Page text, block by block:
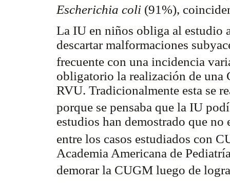
Escherichia coli (91%),
La IU en niños obliga al estudio
descartar malformaciones
frecuente con una incidencia
obligatorio la realización de una
RVU. Tradicionalmente esta se
porque se pensaba que la IU
estudios han demostrado que
entre los casos estudiados con
Academia Americana de
demorar la CUGM luego de